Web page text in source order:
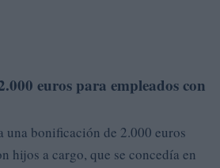
euros para empleados con
una bonificación de 2.000 euros
hijos a cargo, que se concedía en